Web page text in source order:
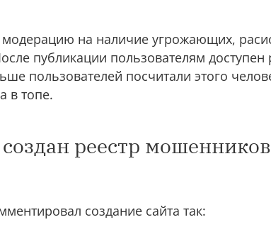
модерацию на наличие угрожающих,
публикации пользователям
пользователей посчитали этого
в топе.
реестр
создание сайта так: